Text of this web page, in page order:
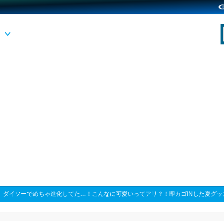
ダイソーでめちゃ進化してた…！こんなに可愛いってアリ？！即カゴINした夏グッ